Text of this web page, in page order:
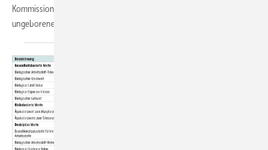
Kommission ermöglicht es, bei schwangeren Frauen das Risiko für ihr
ungeborenes Kind zu beurteilen. Wobbeke Weistenhöfer et